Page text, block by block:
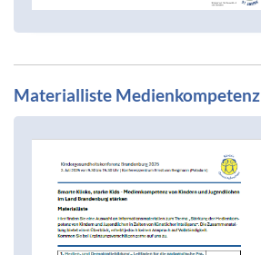
Materialliste Medienkompetenz